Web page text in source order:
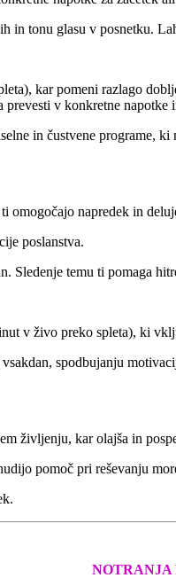
in tonu glasu v posnetku.
kar pomeni razlago
v konkretne
in čustvene programe,
napredek in
poslanstva.
Sledenje temu ti pomaga
v živo preko spleta), ki
spodbujanju
življenju, kar olajša in
pomoč pri reševanju
NOTRANJA